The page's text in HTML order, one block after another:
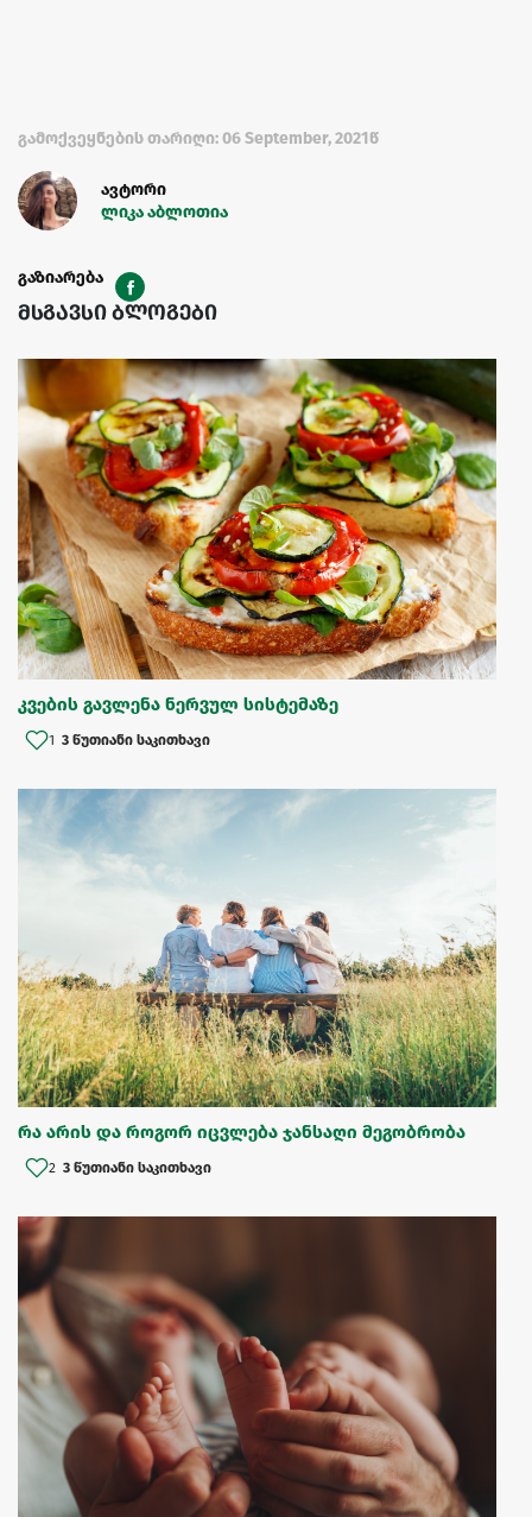
გამოქვეყნების თარიღი: 06 September, 2021წ
ავტორი
ლიკა აბლოთია
გაზიარება
მსგავსი ბლოგები
კვების გავლენა ნერვულ სისტემაზე
1 3 წუთიანი საკითხავი
რა არის და როგორ იცვლება ჯანსაღი მეგობრობა
2 3 წუთიანი საკითხავი